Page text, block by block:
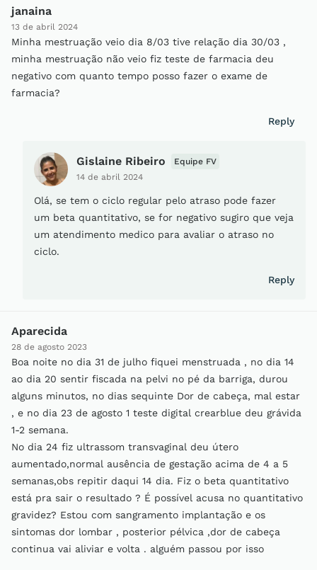
janaina
13 de abril 2024
Minha mestruação veio dia 8/03 tive relação dia 30/03 ,
minha mestruação não veio fiz teste de farmacia deu
negativo com quanto tempo posso fazer o exame de
farmacia?
Reply
Gislaine Ribeiro
14 de abril 2024
Equipe FV
Olá, se tem o ciclo regular pelo atraso pode fazer
um beta quantitativo, se for negativo sugiro que veja
um atendimento medico para avaliar o atraso no
ciclo.
Reply
Aparecida
28 de agosto 2023
Boa noite no dia 31 de julho fiquei menstruada , no dia 14
ao dia 20 sentir fiscada na pelvi no pé da barriga, durou
alguns minutos, no dias sequinte Dor de cabeça, mal estar
, e no dia 23 de agosto 1 teste digital crearblue deu grávida
1-2 semana.
No dia 24 fiz ultrassom transvaginal deu útero
aumentado,normal ausência de gestação acima de 4 a 5
semanas,obs repitir daqui 14 dia. Fiz o beta quantitativo
está pra sair o resultado ? É possível acusa no quantitativo
gravidez? Estou com sangramento implantação e os
sintomas dor lombar , posterior pélvica ,dor de cabeça
continua vai aliviar e volta . alguém passou por isso